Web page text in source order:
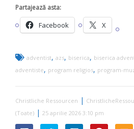
Partajează asta:
Facebook X
adventist, azs, biserica, biserica
adventiste, program religios, program-
Christliche Ressourcen |
(Toate) | 25 aprilie 2026 3:10 pm